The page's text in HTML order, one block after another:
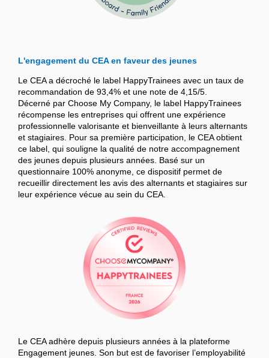
L'engagement du CEA en faveur des jeunes
Le CEA a décroché le label HappyTrainees avec un taux de
recommandation de 93,4% et une note de 4,15/5.
Décerné par Choose My Company, le label HappyTrainees
récompense les entreprises qui offrent une expérience
professionnelle valorisante et bienveillante à leurs alternants
et stagiaires. Pour sa première participation, le CEA obtient
ce label, qui souligne la qualité de notre accompagnement
des jeunes depuis plusieurs années. Basé sur un
questionnaire 100% anonyme, ce dispositif permet de
recueillir directement les avis des alternants et stagiaires sur
leur expérience vécue au sein du CEA.
Le CEA adhère depuis plusieurs années à la plateforme
Engagement jeunes. Son but est de favoriser l’employabilité